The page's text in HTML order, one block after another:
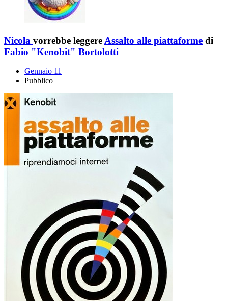
Nicola vorrebbe leggere Assalto alle piattaforme di
Fabio "Kenobit" Bortolotti
Gennaio 11
Pubblico